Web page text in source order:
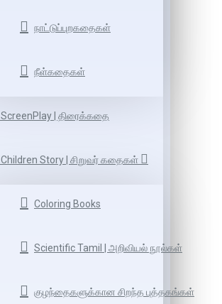
நாட்டுப்புறகதைகள்
நீள்கதைகள்
ScreenPlay | திரைக்கதை
Children Story | சிறுவர் கதைகள்
Coloring Books
Scientific Tamil | அறிவியல் நூல்கள்
குழந்தைகளுக்கான சிறந்த புத்தகங்கள்